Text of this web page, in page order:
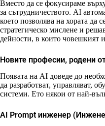
Вместо да се фокусираме
за сътрудничеството. AI
което позволява на хората да
стратегическо мислене и
дейности, в които човешкият
Новите професии, родени
Появата на AI доведе до
да разработват, управляват,
системи. Ето някои от най-
AI Prompt инженер